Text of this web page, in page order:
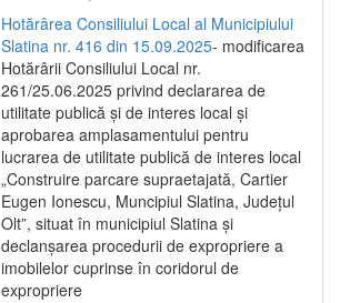
Hotărârea Consiliului Local al Municipiului
Slatina nr. 416 din 15.09.2025- modificarea
Hotărârii Consiliului Local nr.
261/25.06.2025 privind declararea de
utilitate publică și de interes local și
aprobarea amplasamentului pentru
lucrarea de utilitate publică de interes local
„Construire parcare supraetajată, Cartier
Eugen Ionescu, Muncipiul Slatina, Județul
Olt”, situat în municipiul Slatina și
declanșarea procedurii de expropriere a
imobilelor cuprinse în coridorul de
expropriere